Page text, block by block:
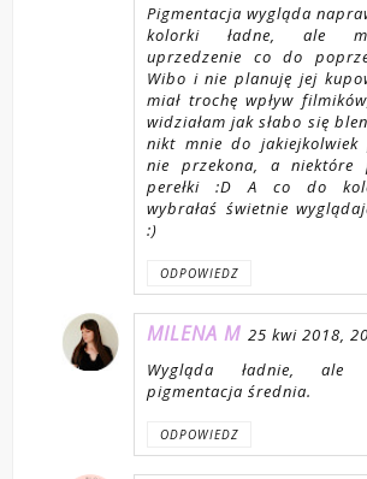
Pigmentacja wygląda
kolorki ładne, ale
uprzedzenie co do
Wibo i nie planuję jej
miał trochę wpływ
widziałam jak słabo się
nikt mnie do jakiejkolwiek
nie przekona, a niektóre
perełki :D A co do
wybrałaś świetnie
:)
ODPOWIEDZ
MILENA M 25 kwi 2018,
Wygląda ładnie, ale
pigmentacja średnia.
ODPOWIEDZ